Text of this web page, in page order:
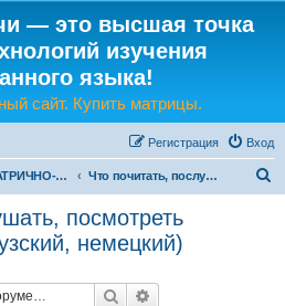
— это высшая точка
изучения
языка!
сайт. Купить матрицы.
Вход
Регистрация
МЕТОД МАТРИЧНО-ЯЗЫКОВОГО ТАЙ-ЧИ Что почитать, послушать, посмотреть (английский, французский, немецкий)
посмотреть
немецкий)
Поиск